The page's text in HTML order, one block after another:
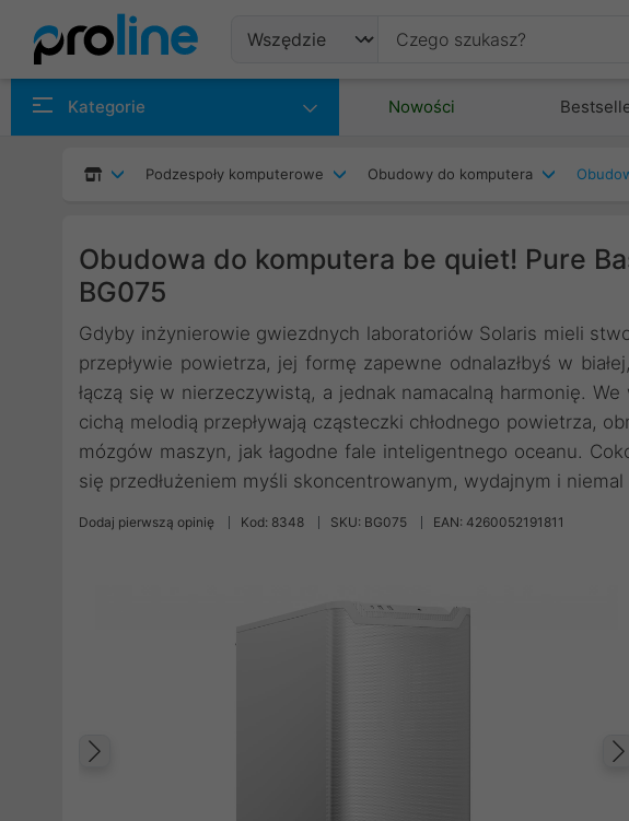
Kategorie Nowości
Podzespoły komputerowe Obudowy do komputera
Obudowa do komputera be quiet! Pure
BG075
Gdyby inżynierowie gwiezdnych laboratoriów Solaris mieli
przepływie powietrza, jej formę zapewne odnalazłbyś w
łączą się w nierzeczywistą, a jednak namacalną harmonię.
cichą melodią przepływają cząsteczki chłodnego powietrza,
mózgów maszyn, jak łagodne fale inteligentnego oceanu.
się przedłużeniem myśli skoncentrowanym, wydajnym i
Dodaj pierwszą opinię Kod: 8348 SKU: BG075 EAN: 4260052191811